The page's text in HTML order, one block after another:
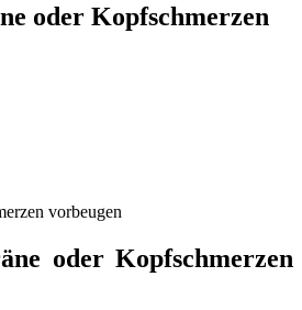
oder Kopfschmerzen
oder Kopfschmerzen